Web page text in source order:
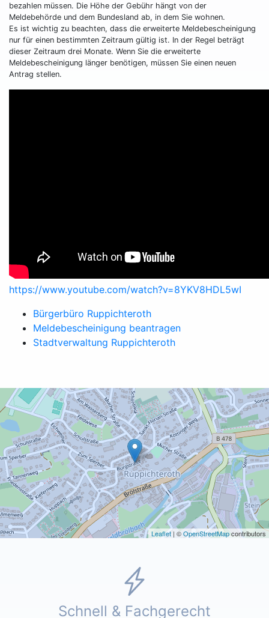
bezahlen müssen. Die Höhe der Gebühr hängt von der
Meldebehörde und dem Bundesland ab, in dem Sie wohnen.
Es ist wichtig zu beachten, dass die erweiterte Meldebescheinigung
nur für einen bestimmten Zeitraum gültig ist. In der Regel beträgt
dieser Zeitraum drei Monate. Wenn Sie die erweiterte
Meldebescheinigung länger benötigen, müssen Sie einen neuen
Antrag stellen.
https://www.youtube.com/watch?v=8YKV8HDL5wI
Bürgerbüro Ruppichteroth
Meldebescheinigung beantragen
Stadtverwaltung Ruppichteroth
Leaflet | ©OpenStreetMapcontributors
Schnell & Fachgerecht